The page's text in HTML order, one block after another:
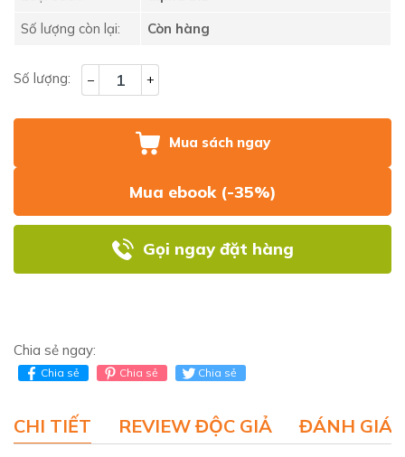
Số lượng còn lại:
Còn hàng
Số lượng: – +
Mua sách ngay
Mua ebook (-35%)
Gọi ngay đặt hàng
Chia sẻ ngay:
Chia sẻ Chia sẻ Chia sẻ
CHI TIẾT REVIEW ĐỘC GIẢ ĐÁNH GIÁ